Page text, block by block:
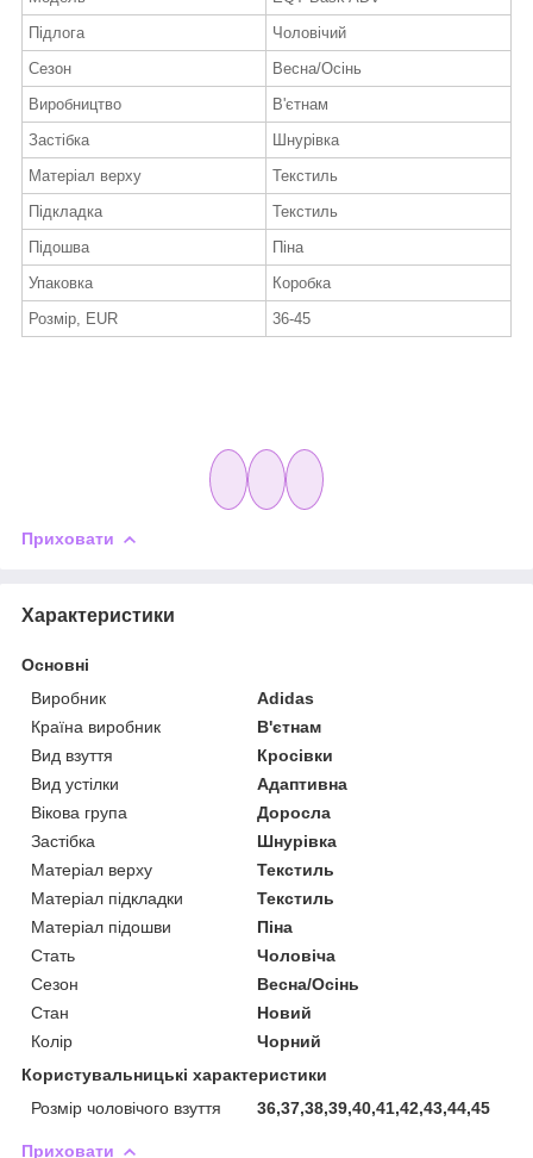
Підлога
Чоловічий
Сезон
Весна/Осінь
Виробництво
В'єтнам
Застібка
Шнурівка
Матеріал верху
Текстиль
Підкладка
Текстиль
Підошва
Піна
Упаковка
Коробка
Розмір, EUR
36-45
Приховати
Характеристики
Основні
Виробник
Adidas
Країна виробник
В'єтнам
Вид взуття
Кросівки
Вид устілки
Адаптивна
Вікова група
Доросла
Застібка
Шнурівка
Матеріал верху
Текстиль
Матеріал підкладки
Текстиль
Матеріал підошви
Піна
Стать
Чоловіча
Сезон
Весна/Осінь
Стан
Новий
Колір
Чорний
Користувальницькі характеристики
Розмір чоловічого взуття
36,37,38,39,40,41,42,43,44,45
Приховати